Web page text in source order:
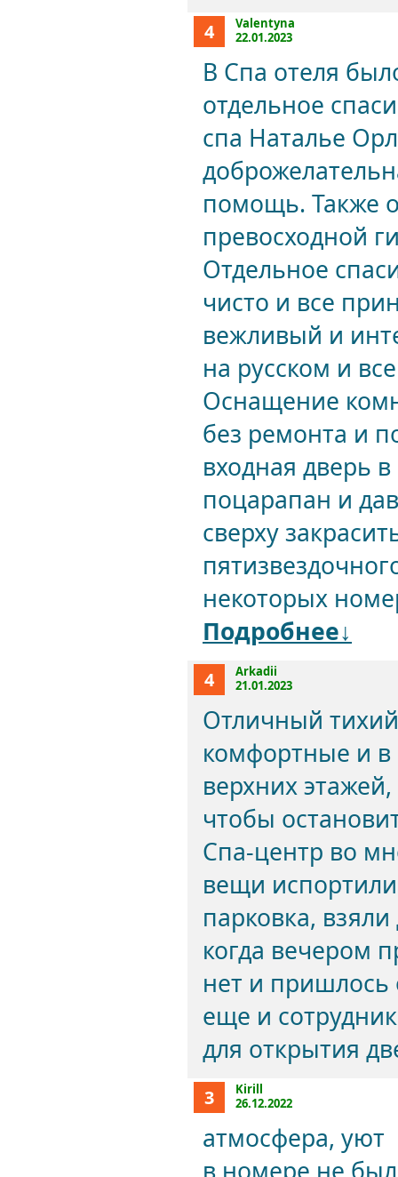
4
Valentyna
22.01.2023
В Спа отеля
отдельное
спа Наталье
помощь. Также
превосходной
Отдельное
чисто и все
вежливый и
на русском и
Оснащение
без ремонта и
входная дверь
поцарапан и
сверху
некоторых
Подробнее↓
4
Arkadii
21.01.2023
Отличный
комфортные и в
верхних
чтобы
Спа-центр во
вещи
парковка,
когда вечером
нет и пришлось
еще и
для открытия
3
Kirill
26.12.2022
атмосфера, уют